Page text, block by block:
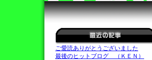
ご愛読ありがとうございました
最後のヒットブログ （ＫＥＮ）